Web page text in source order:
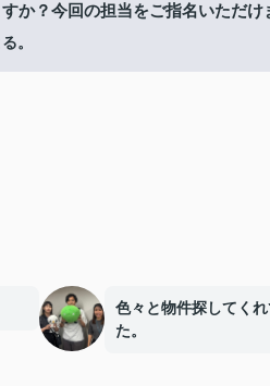
か？今回の担当をご指名いただけ
。
色々と物件探してく
た。